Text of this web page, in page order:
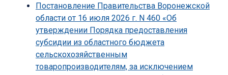
Постановление Правительства Воронежской
области от 16 июля 2026 г. N 460 «Об
утверждении Порядка предоставления
субсидии из областного бюджета
сельскохозяйственным
товаропроизводителям, за исключением